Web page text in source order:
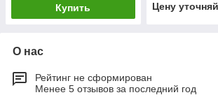
Купить Цену
О нас
Рейтинг не сформирован
Менее 5 отзывов за последний год